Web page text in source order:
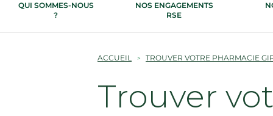
QUI SOMMES-NOUS
?
NOS ENGAGEMENTS
RSE
ACCUEIL TROUVER VOTRE PHARMACIE
Trouver